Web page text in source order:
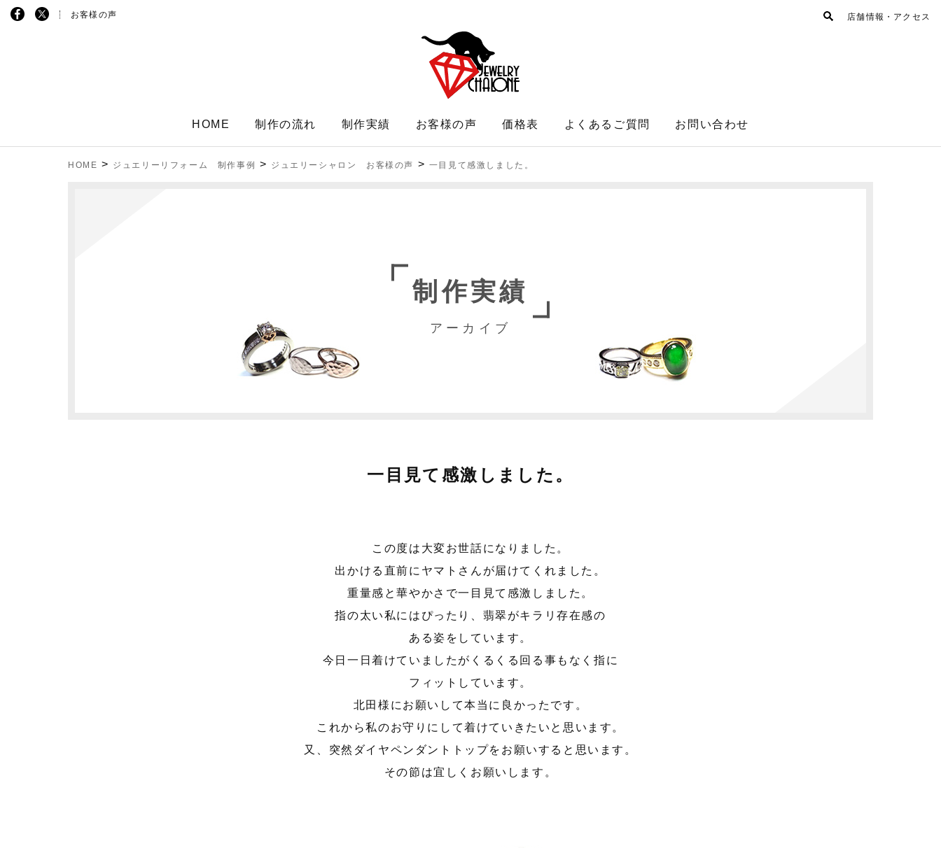
お客様の声 店舗情報・アクセス
HOME 制作の流れ 制作実績 お客様の声 価格表 よくあるご質問 お問い合わせ
HOME > ジュエリーリフォーム 制作事例 > ジュエリーシャロン お客様の声 > 一目見て感激しました。
制作実績
アーカイブ
一目見て感激しました。
この度は大変お世話になりました。
出かける直前にヤマトさんが届けてくれました。
重量感と華やかさで一目見て感激しました。
指の太い私にはぴったり、翡翠がキラリ存在感の
ある姿をしています。
今日一日着けていましたがくるくる回る事もなく指に
フィットしています。
北田様にお願いして本当に良かったです。
これから私のお守りにして着けていきたいと思います。
又、突然ダイヤペンダントトップをお願いすると思います。
その節は宜しくお願いします。